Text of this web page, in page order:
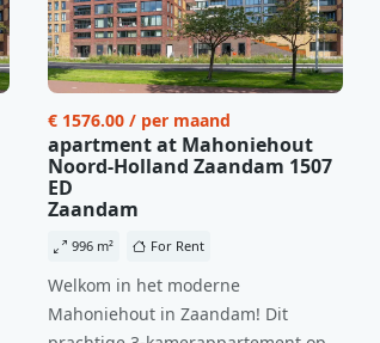
€ 1576.00 / per maand
apartment at Mahoniehout
Noord-Holland Zaandam 1507
ED
Zaandam
996 m² For Rent
Welkom in het moderne
Mahoniehout in Zaandam! Dit